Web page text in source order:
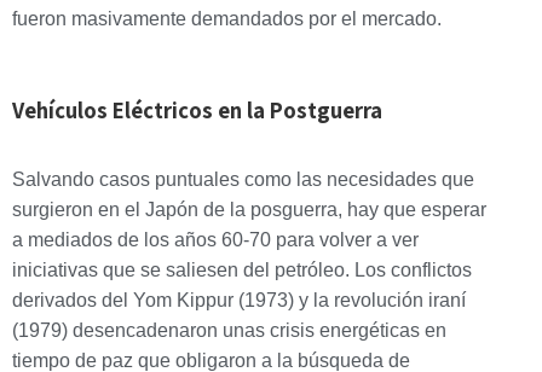
fueron masivamente demandados por el mercado.
Vehículos Eléctricos en la Postguerra
Salvando casos puntuales como las necesidades que
surgieron en el Japón de la posguerra, hay que esperar
a mediados de los años 60-70 para volver a ver
iniciativas que se saliesen del petróleo. Los conflictos
derivados del Yom Kippur (1973) y la revolución iraní
(1979) desencadenaron unas crisis energéticas en
tiempo de paz que obligaron a la búsqueda de